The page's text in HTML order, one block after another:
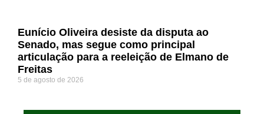
Eunício Oliveira desiste da disputa ao
Senado, mas segue como principal
articulação para a reeleição de Elmano de
Freitas
5 de agosto de 2026